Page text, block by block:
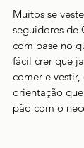
Muitos se
seguidores de
com base no
fácil crer que
comer e
orientação
pão com o